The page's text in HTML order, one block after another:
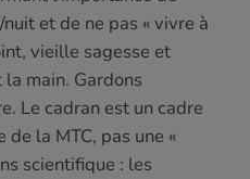
et de ne pas « vivre à
vieille sagesse et
main. Gardons
Le cadran est un cadre
la MTC, pas une «
scientifique : les